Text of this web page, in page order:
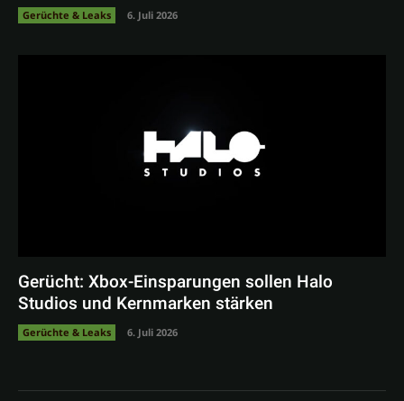
Gerüchte & Leaks 6. Juli 2026
Gerücht: Xbox-Einsparungen sollen Halo
Studios und Kernmarken stärken
Gerüchte & Leaks 6. Juli 2026